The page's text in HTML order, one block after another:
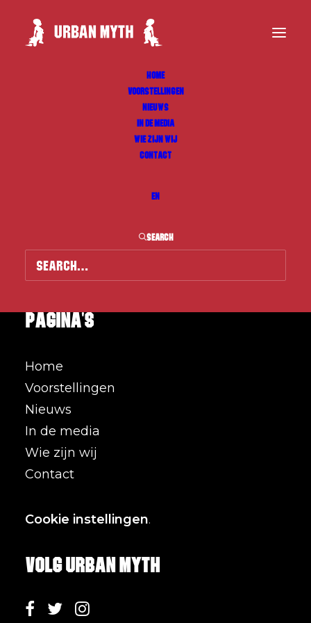
HOME
VOORSTELLINGEN
NIEUWS
IN DE MEDIA
WIE ZIJN WIJ
CONTACT
EN
SEARCH
Pagina's
Home
Voorstellingen
Nieuws
In de media
Wie zijn wij
Contact
Cookie instellingen.
Volg Urban Myth